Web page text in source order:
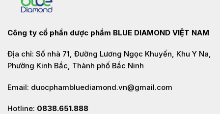
Công ty cổ phần dược phẩm BLUE DIAMOND VIỆT NAM
Địa chỉ: Số nhà 71, Đường Lương Ngọc Khuyến, Khu Y Na,
Phường Kinh Bắc, Thành phố Bắc Ninh
Email: duocphambluediamond.vn@gmail.com
Hotline: 0838.651.888